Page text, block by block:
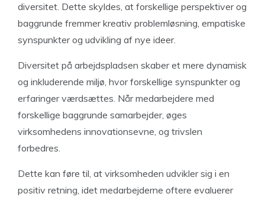
diversitet. Dette skyldes, at forskellige perspektiver og
baggrunde fremmer kreativ problemløsning, empatiske
synspunkter og udvikling af nye ideer.
Diversitet på arbejdspladsen skaber et mere dynamisk
og inkluderende miljø, hvor forskellige synspunkter og
erfaringer værdsættes. Når medarbejdere med
forskellige baggrunde samarbejder, øges
virksomhedens innovationsevne, og trivslen
forbedres.
Dette kan føre til, at virksomheden udvikler sig i en
positiv retning, idet medarbejderne oftere evaluerer